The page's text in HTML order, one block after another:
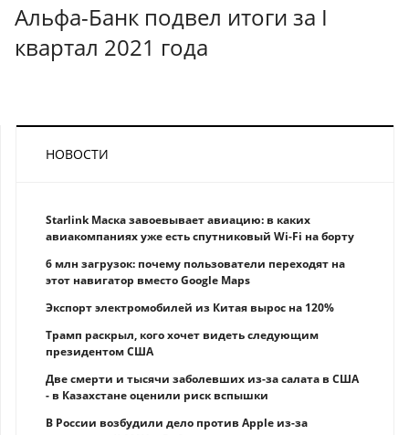
Альфа-Банк подвел итоги за I
квартал 2021 года
НОВОСТИ
Starlink Маска завоевывает авиацию: в каких
авиакомпаниях уже есть спутниковый Wi-Fi на борту
6 млн загрузок: почему пользователи переходят на
этот навигатор вместо Google Maps
Экспорт электромобилей из Китая вырос на 120%
Трамп раскрыл, кого хочет видеть следующим
президентом США
Две смерти и тысячи заболевших из-за салата в США
- в Казахстане оценили риск вспышки
В России возбудили дело против Apple из-за